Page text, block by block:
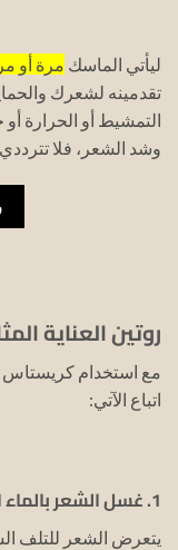
ليأتي الماسك مرة أو
تقدمينه لشعرك
التمشيط أو الحرارة
وشد الشعر، فلا
روتين العناية
مع استخدام كريستاس
اتباع الآتي:
1. غسل الشعر بالماء الفاتر:
يتعرض الشعر للتلف